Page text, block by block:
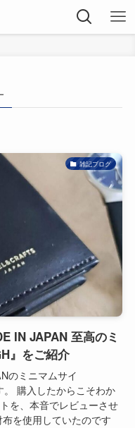
雑記ブログ
IN JAPAN 至高のミ
』をご紹介
のミニマムサイ
。 購入したからこそわか
を、本音でレビューさせ
を使用していたのです